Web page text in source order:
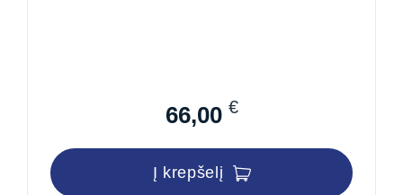
66,00 €
Į krepšelį